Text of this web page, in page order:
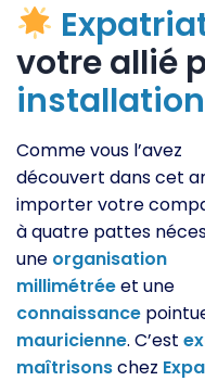
votre allié
installation
Comme vous l’avez
découvert dans cet
importer votre
à quatre pattes
une organisation
millimétréeet une
connaissance
mauricienne. C’est
maîtrisonschez